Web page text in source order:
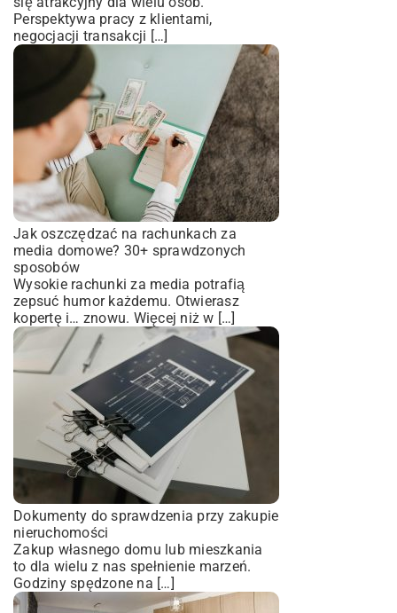
Perspektywa pracy z klientami,
negocjacji transakcji […]
Jak oszczędzać na rachunkach za
media domowe? 30+ sprawdzonych
sposobów
Wysokie rachunki za media potrafią
zepsuć humor każdemu. Otwierasz
kopertę i… znowu. Więcej niż w […]
Dokumenty do sprawdzenia przy zakupie
nieruchomości
Zakup własnego domu lub mieszkania
to dla wielu z nas spełnienie marzeń.
Godziny spędzone na […]